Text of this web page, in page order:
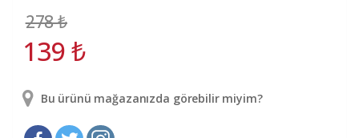
278₺
139₺
Bu ürünü mağazanızda görebilir miyim?